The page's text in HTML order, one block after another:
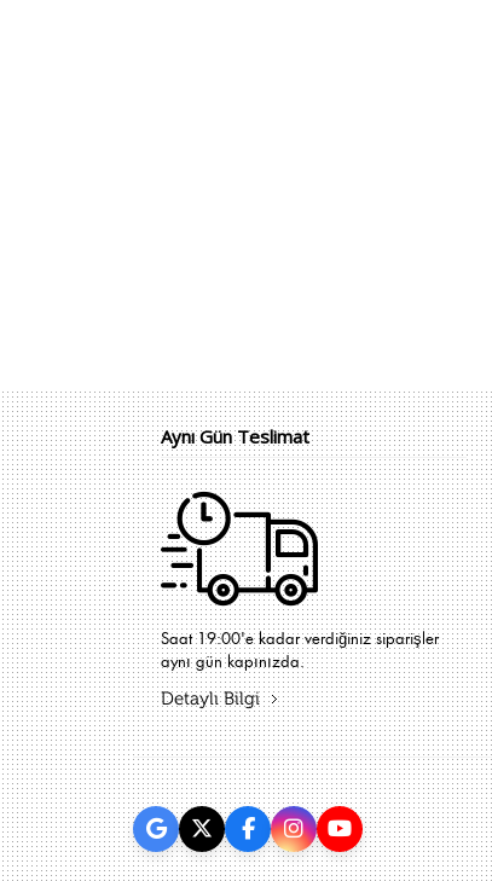
Aynı Gün Teslimat
Saat 19:00'e kadar verdiğiniz siparişler
aynı gün kapınızda.
Detaylı Bilgi